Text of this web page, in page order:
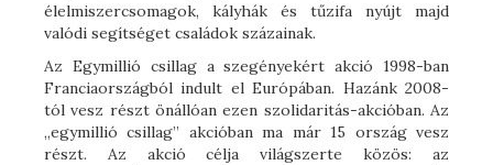
élelmiszercsomagok, kályhák és tűzifa nyújt majd
valódi segítséget családok százainak.
Az Egymillió csillag a szegényekért akció 1998-ban
Franciaországból indult el Európában. Hazánk 2008-
tól vesz részt önállóan ezen szolidaritás-akcióban. Az
„egymillió csillag” akcióban ma már 15 ország vesz
részt. Az akció célja világszerte közös: az